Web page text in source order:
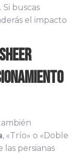
buscas
el impacto
, «Trío» o «Doble
las persianas